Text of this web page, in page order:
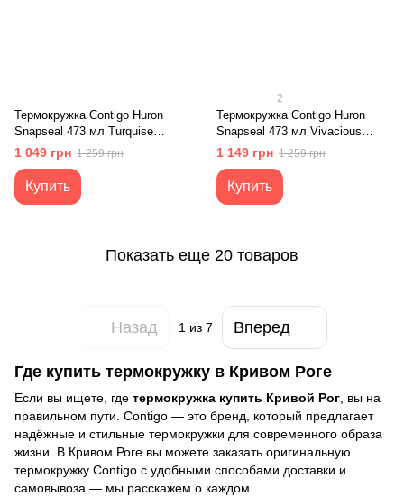
Термокружка Contigo Huron
Snapseal 473 мл Turquise
(2095636)
1 049 грн 1 259 грн
Купить
2
Термокружка Contigo Huron
Snapseal 473 мл Vivacious
(2095638)
1 149 грн 1 259 грн
Купить
Показать еще 20 товаров
Назад 1 из 7 Вперед
Где купить термокружку в Кривом Роге
Если вы ищете, где термокружка купить Кривой Рог, вы на
правильном пути. Contigo — это бренд, который предлагает
надёжные и стильные термокружки для современного образа
жизни. В Кривом Роге вы можете заказать оригинальную
термокружку Contigo с удобными способами доставки и
самовывоза — мы расскажем о каждом.